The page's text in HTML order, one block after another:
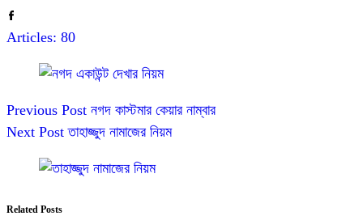
Articles: 80
Previous Post নগদ কাস্টমার কেয়ার নাম্বার
Next Post তাহাজ্জুদ নামাজের নিয়ম
Related Posts